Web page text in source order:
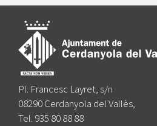
Pl. Francesc Layret, s/n
08290 Cerdanyola del Vallès,
Tel. 935 80 88 88